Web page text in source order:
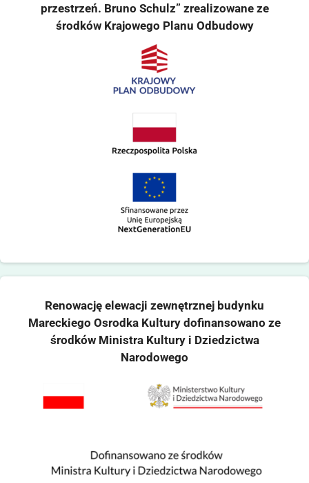
przestrzeń. Bruno Schulz” zrealizowane ze
środków Krajowego Planu Odbudowy
Renowację elewacji zewnętrznej budynku
Mareckiego Osrodka Kultury dofinansowano ze
środków Ministra Kultury i Dziedzictwa
Narodowego